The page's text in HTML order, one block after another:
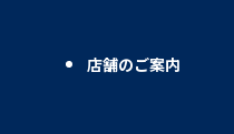
店舗のご案内